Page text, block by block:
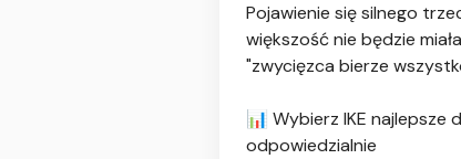
Pojawienie się silnego
większość nie będzie
"zwycięzca bierze
📊 Wybierz IKE
odpowiedzialnie